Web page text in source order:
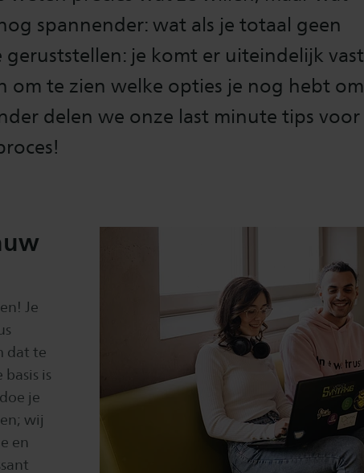
spannender: wat als je totaal geen
geruststellen: je komt er uiteindelijk vast
om te zien welke opties je nog hebt om
delen we onze last minute tips voor
Je
dat te
is
je
wij
en